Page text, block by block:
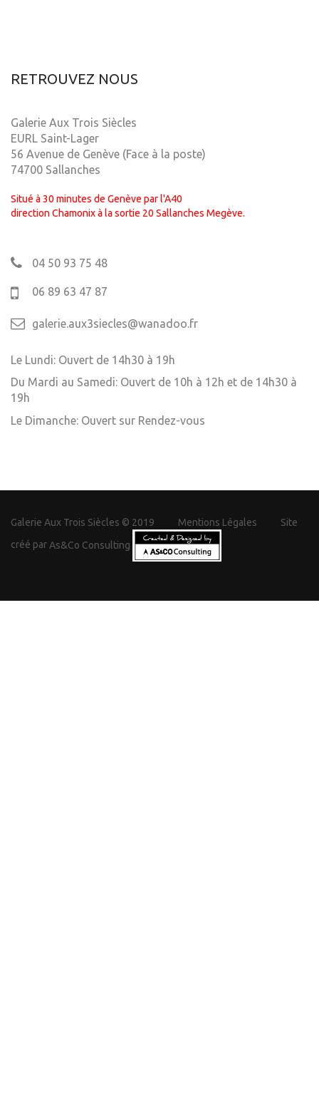
RETROUVEZ NOUS
Galerie Aux Trois Siècles
EURL Saint-Lager
56 Avenue de Genève (Face à la poste)
74700 Sallanches
Situé à 30 minutes de Genève par l'A40
direction Chamonix à la sortie 20 Sallanches Megève.
04 50 93 75 48
06 89 63 47 87
galerie.aux3siecles@wanadoo.fr
Le Lundi: Ouvert de 14h30 à 19h
Du Mardi au Samedi: Ouvert de 10h à 12h et de 14h30 à
19h
Le Dimanche: Ouvert sur Rendez-vous
Galerie Aux Trois Siècles © 2019 Mentions Légales
Site
créé par As&Co Consulting